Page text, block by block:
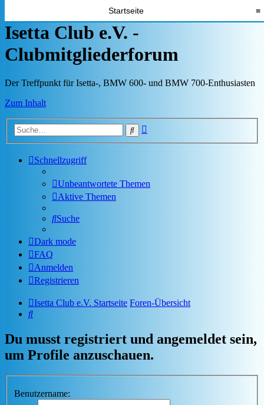
Startseite ≡
Isetta Club e.V. -
Clubmitgliederforum
Der Treffpunkt für Isetta-, BMW 600- und BMW 700-Enthusiasten
Zum Inhalt
Suche
Schnellzugriff
Unbeantwortete Themen
Aktive Themen
Suche
Dark mode
FAQ
Anmelden
Registrieren
Isetta Club e.V. Startseite Foren-Übersicht
Suche
Du musst registriert und angemeldet sein,
um Profile anzuschauen.
Benutzername: